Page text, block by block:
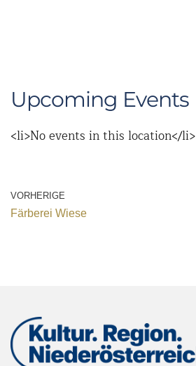
Upcoming Events
<li>No events in this location</li>
VORHERIGE
Färberei Wiese